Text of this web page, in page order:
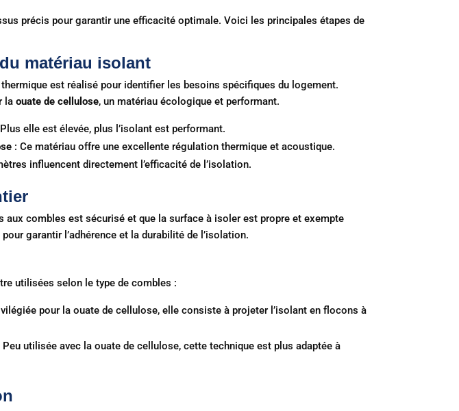
précis pour garantir une efficacité optimale. Voici les principales étapes de
matériau isolant
est réalisé pour identifier les besoins spécifiques du logement.
la ouate de cellulose, un matériau écologique et performant.
elle est élevée, plus l’isolant est performant.
: Ce matériau offre une excellente régulation thermique et acoustique.
influencent directement l’efficacité de l’isolation.
aux combles est sécurisé et que la surface à isoler est propre et exempte
garantir l’adhérence et la durabilité de l’isolation.
utilisées selon le type de combles :
pour la ouate de cellulose, elle consiste à projeter l’isolant en flocons à
utilisée avec la ouate de cellulose, cette technique est plus adaptée à